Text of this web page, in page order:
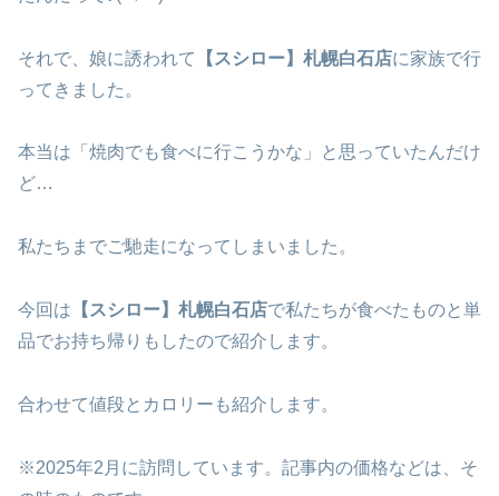
それで、娘に誘われて 【スシロー】札幌白石店に家族で行
ってきました。
本当は「焼肉でも食べに行こうかな」と思っていたんだけ
ど…
私たちまでご馳走になってしまいました。
今回は 【スシロー】札幌白石店で私たちが食べたものと単
品でお持ち帰りもしたので紹介します。
合わせて値段とカロリーも紹介します。
※2025年2月に訪問しています。記事内の価格などは、そ